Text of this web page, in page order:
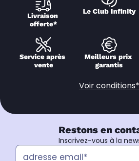
Livraison
offerte*
Le Club Infinity
Service après
vente
Meilleurs prix
garantis
Voir conditions*
Restons en
Inscrivez-vous à la